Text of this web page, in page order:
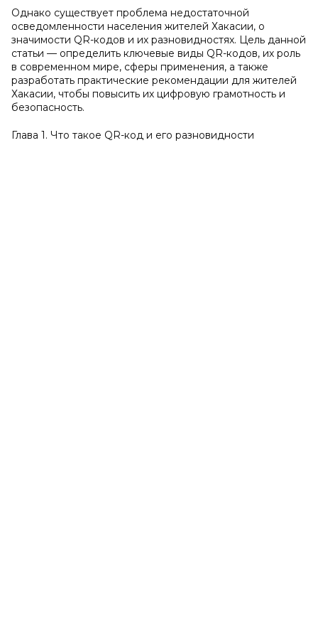
Однако существует проблема недостаточной
осведомленности населения жителей Хакасии, о
значимости QR-кодов и их разновидностях. Цель данной
статьи — определить ключевые виды QR-кодов, их роль
в современном мире, сферы применения, а также
разработать практические рекомендации для жителей
Хакасии, чтобы повысить их цифровую грамотность и
безопасность.
Глава 1. Что такое QR-код и его разновидности